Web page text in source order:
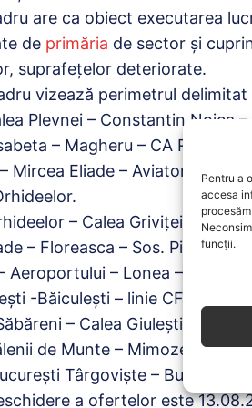
Pentru a
accesa
funcții.
are ca obiect executarea
de primăria de sector şi
suprafeţelor deteriorate.
vizează perimetrul
Plevnei – Constantin Noica
– Magheru – CA Rosetti
Mircea Eliade – Aviatorilor –
– Calea Griviței –
– Floreasca – Sos. Pipera –
Aeroportului – Lonea – Buziaș
-Băiculești – linie CF – DN
– Calea Giulești.
de Munte – Mimozei –
Târgoviște – Buziaș –
a ofertelor este